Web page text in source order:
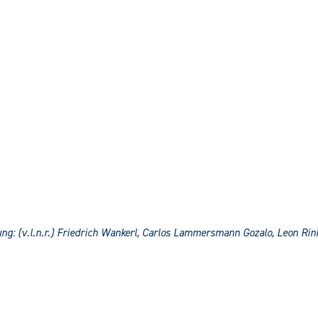
(v.l.n.r.) Friedrich Wankerl, Carlos Lammersmann Gozalo, Leon